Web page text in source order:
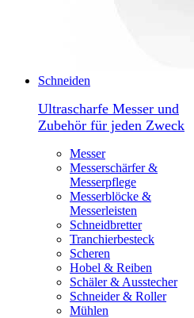
Schneiden
Ultrascharfe Messer und
Zubehör für jeden Zweck
Messer
Messerschärfer &
Messerpflege
Messerblöcke &
Messerleisten
Schneidbretter
Tranchierbesteck
Scheren
Hobel & Reiben
Schäler & Ausstecher
Schneider & Roller
Mühlen